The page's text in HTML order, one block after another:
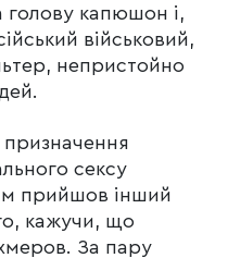
голову капюшон і,
військовий,
непристойно
призначення
сексу
прийшов інший
кажучи, що
За пару